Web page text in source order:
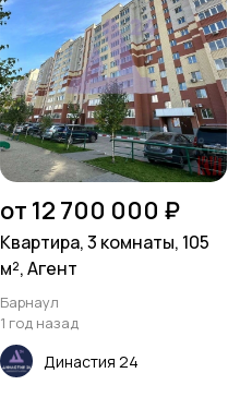
от 12 700 000 ₽
Квартира, 3 комнаты, 105
м², Агент
Барнаул
1 год назад
Династия 24